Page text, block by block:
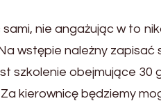
nie angażując w to
wstępie należny zapisać
szkolenie obejmujące 30
kierownicę będziemy